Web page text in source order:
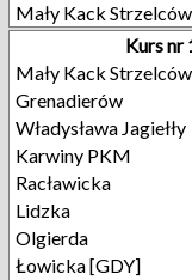
Mały Kack Strzelców
Kurs nr
Mały Kack Strzelców
Grenadierów
Władysława Jagiełły
Karwiny PKM
Racławicka
Lidzka
Olgierda
Łowicka [GDY]